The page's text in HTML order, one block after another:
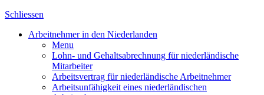
Schliessen
Arbeitnehmer in den Niederlanden
Menu
Lohn- und Gehaltsabrechnung für niederländische
Mitarbeiter
Arbeitsvertrag für niederländische Arbeitnehmer
Arbeitsunfähigkeit eines niederländischen